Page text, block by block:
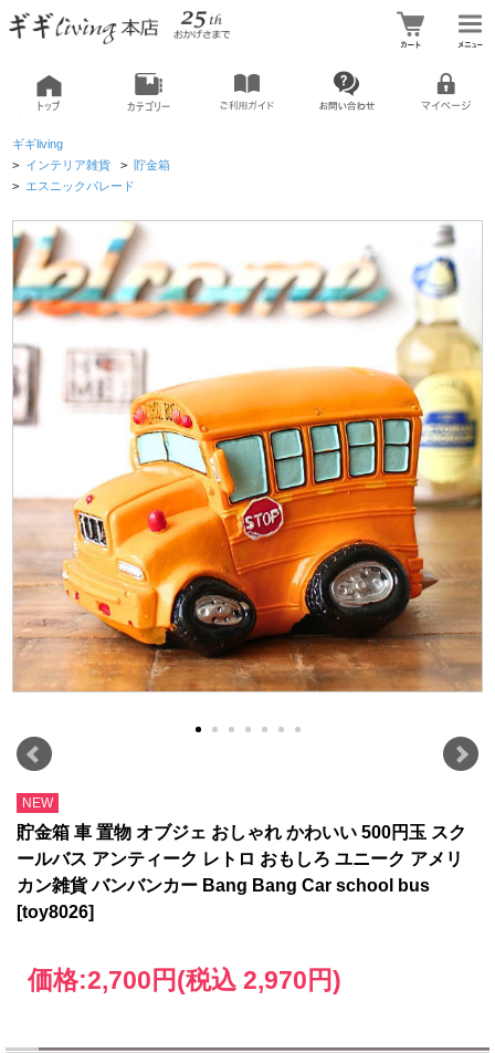
ギギliving
> インテリア雑貨 > 貯金箱
> エスニックパレード
NEW
貯金箱 車 置物 オブジェ おしゃれ かわいい 500円玉 スク
ールバス アンティーク レトロ おもしろ ユニーク アメリ
カン雑貨 バンバンカー Bang Bang Car school bus
[toy8026]
価格:2,700円(税込 2,970円)